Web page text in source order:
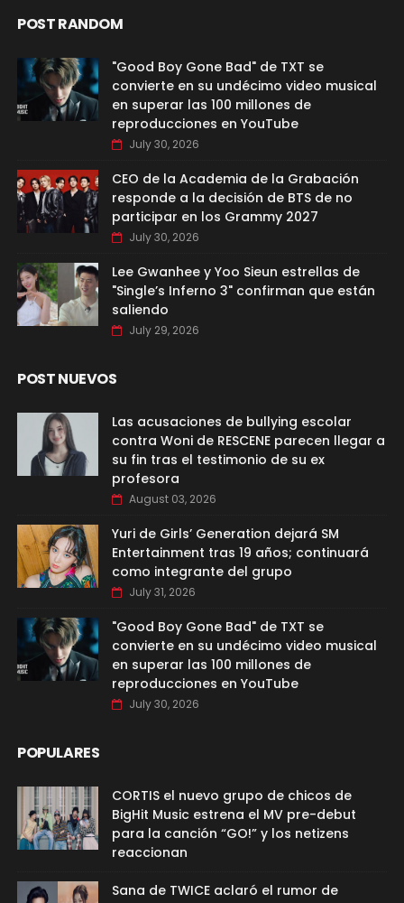
POST RANDOM
"Good Boy Gone Bad" de TXT se
convierte en su undécimo video musical
en superar las 100 millones de
reproducciones en YouTube
July 30, 2026
CEO de la Academia de la Grabación
responde a la decisión de BTS de no
participar en los Grammy 2027
July 30, 2026
Lee Gwanhee y Yoo Sieun estrellas de
"Single’s Inferno 3" confirman que están
saliendo
July 29, 2026
POST NUEVOS
Las acusaciones de bullying escolar
contra Woni de RESCENE parecen llegar a
su fin tras el testimonio de su ex
profesora
August 03, 2026
Yuri de Girls’ Generation dejará SM
Entertainment tras 19 años; continuará
como integrante del grupo
July 31, 2026
"Good Boy Gone Bad" de TXT se
convierte en su undécimo video musical
en superar las 100 millones de
reproducciones en YouTube
July 30, 2026
POPULARES
CORTIS el nuevo grupo de chicos de
BigHit Music estrena el MV pre-debut
para la canción “GO!” y los netizens
reaccionan
Sana de TWICE aclaró el rumor de